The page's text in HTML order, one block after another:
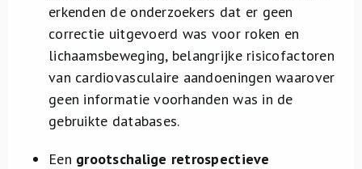
erkenden de onderzoekers dat er geen
correctie uitgevoerd was voor roken en
lichaamsbeweging, belangrijke risicofactoren
van cardiovasculaire aandoeningen waarover
geen informatie voorhanden was in de
gebruikte databases.
Een grootschalige retrospectieve